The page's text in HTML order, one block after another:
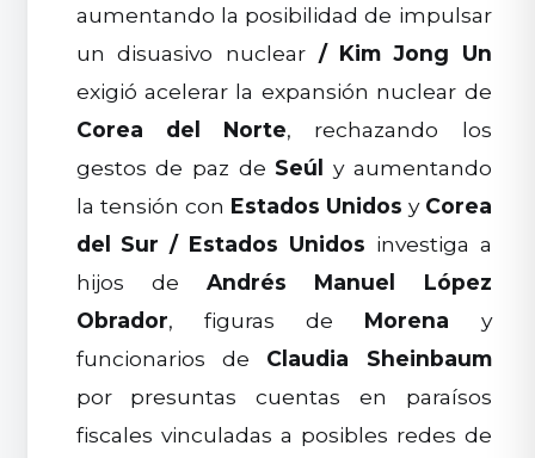
aumentando la posibilidad de impulsar
un disuasivo nuclear / Kim Jong Un
exigió acelerar la expansión nuclear de
Corea del Norte, rechazando los
gestos de paz de Seúl
y aumentando
la tensión con Estados Unidos y Corea
del Sur / Estados Unidos investiga a
hijos deAndrés Manuel López
Obrador, figuras de Morena y
funcionarios de Claudia Sheinbaum
por presuntas cuentas en paraísos
fiscales vinculadas a posibles redes de